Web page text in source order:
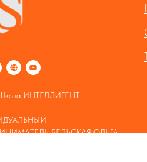
ИНТЕЛЛИГЕНТ
БЕЛЬСКАЯ ОЛЬГА